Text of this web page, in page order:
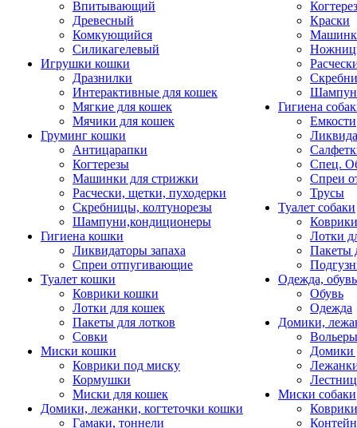
Впитывающий
Древесный
Комкующийся
Силикагелевый
Игрушки кошки
Дразнилки
Интерактивные для кошек
Мягкие для кошек
Мячики для кошек
Груминг кошки
Антицарапки
Когтерезы
Машинки для стрижки
Расчески, щетки, пуходерки
Скребницы, колтунорезы
Шампуни,кондиционеры
Гигиена кошки
Ликвидаторы запаха
Спреи отпугивающие
Туалет кошки
Коврики кошки
Лотки для кошек
Пакеты для лотков
Совки
Миски кошки
Коврики под миску
Кормушки
Миски для кошек
Домики, лежанки, когтеточки кошки
Гамаки, тоннели
Краски
Гигиена
Емкости
Спец.
Спреи
Трусы
Туалет собаки
Коврики
Лотки
Пакеты
Одежда, обувь
Обувь
Одежда
Домики,
Домики
Миски собаки